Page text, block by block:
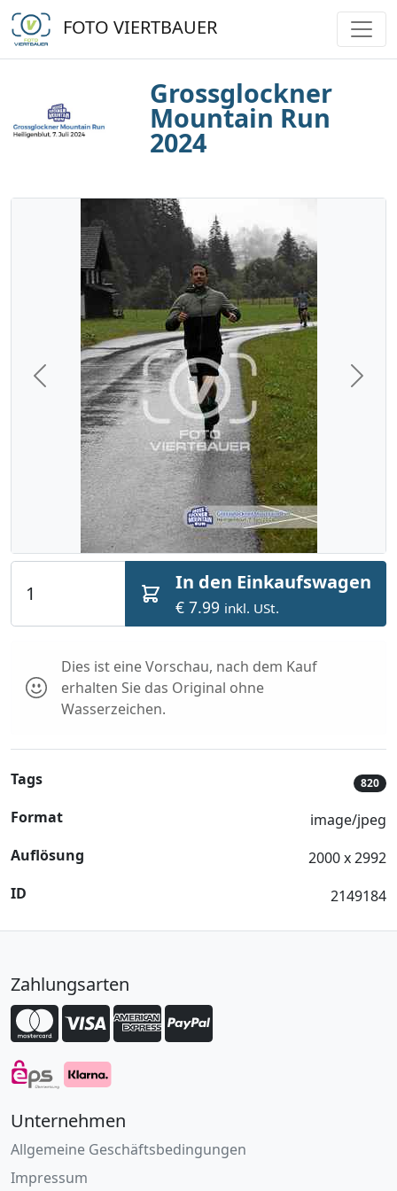
FOTO VIERTBAUER
Grossglockner
Mountain Run
2024
Previous Next
In den Einkaufswagen
€ 7.99 inkl. USt.
Dies ist eine Vorschau, nach dem Kauf
erhalten Sie das Original ohne
Wasserzeichen.
Tags 820
Format
image/jpeg
Auflösung
2000 x 2992
ID
2149184
Zahlungsarten
Unternehmen
Allgemeine Geschäftsbedingungen
Impressum